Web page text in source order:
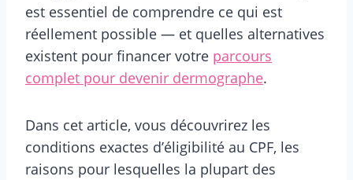
est essentiel de comprendre ce qui est
réellement possible — et quelles alternatives
existent pour financer votre parcours
complet pour devenir dermographe.
Dans cet article, vous découvrirez les
conditions exactes d’éligibilité au CPF, les
raisons pour lesquelles la plupart des